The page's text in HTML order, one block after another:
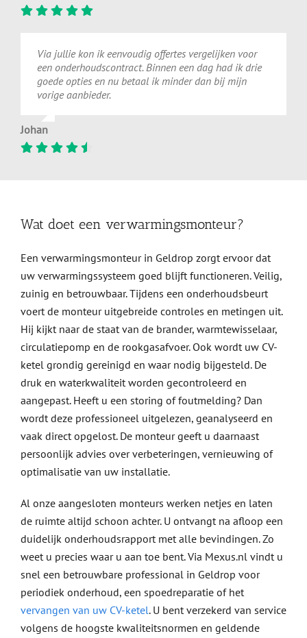
Via jullie kon ik eenvoudig offertes vergelijken voor
een onderhoudscontract. Binnen een dag had ik drie
goede opties en nu betaal ik minder dan bij mijn
vorige aanbieder.
Johan
Wat doet een verwarmingsmonteur?
Een verwarmingsmonteur in Geldrop zorgt ervoor dat
uw verwarmingssysteem goed blijft functioneren. Veilig,
zuinig en betrouwbaar. Tijdens een onderhoudsbeurt
voert de monteur uitgebreide controles en metingen uit.
Hij kijkt naar de staat van de brander, warmtewisselaar,
circulatiepomp en de rookgasafvoer. Ook wordt uw CV-
ketel grondig gereinigd en waar nodig bijgesteld. De
druk en waterkwaliteit worden gecontroleerd en
aangepast. Heeft u een storing of foutmelding? Dan
wordt deze professioneel uitgelezen, geanalyseerd en
vaak direct opgelost. De monteur geeft u daarnaast
persoonlijk advies over verbeteringen, vernieuwing of
optimalisatie van uw installatie.
Al onze aangesloten monteurs werken netjes en laten
de ruimte altijd schoon achter. U ontvangt na afloop een
duidelijk onderhoudsrapport met alle bevindingen. Zo
weet u precies waar u aan toe bent. Via Mexus.nl vindt u
snel een betrouwbare professional in Geldrop voor
periodiek onderhoud, een spoedreparatie of het
vervangen van uw CV-ketel. U bent verzekerd van service
volgens de hoogste kwaliteitsnormen en geldende